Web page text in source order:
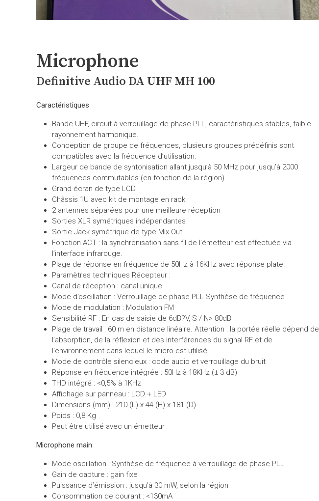
Microphone
Definitive Audio DA UHF MH 100
Caractéristiques
Bande UHF, circuit à verrouillage de phase PLL, caractéristiques stables, faible
rayonnement harmonique.
Conception de groupe de fréquences, plusieurs groupes prédéfinis sont
compatibles avec la fréquence d’utilisation.
Largeur de bande de syntonisation allant jusqu’à 50 MHz pour jusqu’à 2000
fréquences commutables (en fonction de la région).
Grand écran de type LCD.
Châssis 1U avec kit de montage en rack.
2 antennes séparées pour une meilleure réception
Sorties XLR symétriques indépendantes
Sortie Jack symétrique de type Mix Out
Fonction ACT : la synchronisation sans fil de l’émetteur est effectuée via
l’interface infrarouge.
Plage de réponse en fréquence de 50Hz à 16KHz avec réponse plate.
Paramètres techniques Récepteur :
Canal de réception : canal unique
Mode d’oscillation : Verrouillage de phase PLL Synthèse de fréquence
Mode de modulation : Modulation FM
Sensibilité RF : En cas de saisie de 6dB?V, S / N> 80dB
Plage de travail : 60 m en distance linéaire. Attention : la portée réelle dépend de
l’absorption, de la réflexion et des interférences du signal RF et de
l’environnement dans lequel le micro est utilisé
Mode de contrôle silencieux : code audio et verrouillage du bruit
Réponse en fréquence intégrée : 50Hz à 18KHz (± 3 dB)
THD intégré : <0,5% à 1KHz
Affichage sur panneau : LCD + LED
Dimensions (mm) : 210 (L) x 44 (H) x 181 (D)
Poids : 0,8 Kg
Peut être utilisé avec un émetteur
Microphone main
Mode oscillation : Synthèse de fréquence à verrouillage de phase PLL
Gain de capture : gain fixe
Puissance d’émission : jusqu’à 30 mW, selon la région
Consommation de courant : <130mA